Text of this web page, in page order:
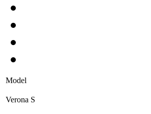
Model
Verona S